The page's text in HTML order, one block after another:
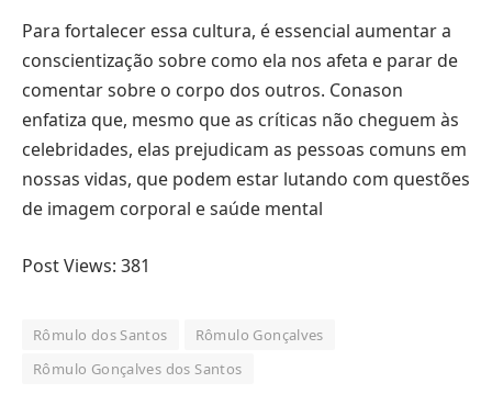
Para fortalecer essa cultura, é essencial aumentar a
conscientização sobre como ela nos afeta e parar de
comentar sobre o corpo dos outros. Conason
enfatiza que, mesmo que as críticas não cheguem às
celebridades, elas prejudicam as pessoas comuns em
nossas vidas, que podem estar lutando com questões
de imagem corporal e saúde mental
Post Views: 381
Rômulo dos Santos
Rômulo Gonçalves
Rômulo Gonçalves dos Santos